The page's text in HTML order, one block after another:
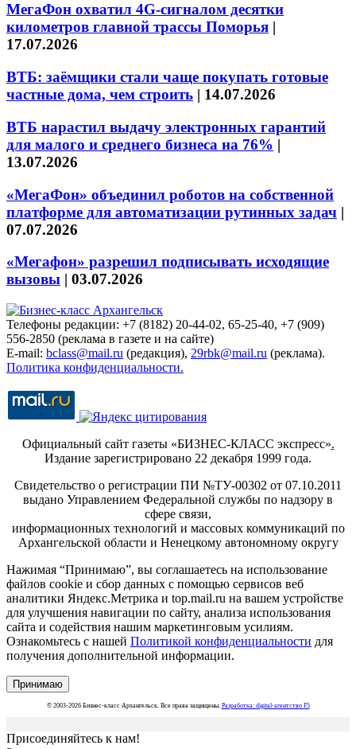
МегаФон охватил 4G-сигналом десятки
километров главной трассы Поморья |
17.07.2026
ВТБ: заёмщики стали чаще покупать готовые
частные дома, чем строить | 14.07.2026
ВТБ нарастил выдачу электронных гарантий
для малого и среднего бизнеса на 76% |
13.07.2026
«МегаФон» объединил роботов на собственной
платформе для автоматизации рутинных задач |
07.07.2026
«Мегафон» разрешил подписывать исходящие
вызовы | 03.07.2026
Телефоны редакции: +7 (8182) 20-44-02, 65-25-40, +7 (909)
556-2850 (реклама в газете и на сайте)
E-mail: bclass@mail.ru (редакция), 29rbk@mail.ru (реклама).
Политика конфиденциальности.
Официальный сайт газеты «БИЗНЕС-КЛАСС экспресс».
Издание зарегистрировано 22 декабря 1999 года.
Свидетельство о регистрации ПИ №ТУ-00302 от 07.10.2011
выдано Управлением Федеральной службы по надзору в
сфере связи,
информационных технологий и массовых коммуникаций по
Архангельской области и Ненецкому автономному округу
Нажимая “Принимаю”, вы соглашаетесь на использование
файлов cookie и сбор данных с помощью сервисов веб
аналитики Яндекс.Метрика и top.mail.ru на вашем устройстве
для улучшения навигации по сайту, анализа использования
сайта и содействия нашим маркетинговым усилиям.
Ознакомьтесь с нашей Политикой конфиденциальности для
получения дополнительной информации.
Принимаю
© 2003-2026 Бизнес-класс Архангельск. Все права защищены. Разработка: digital-агентство F5
Присоединяйтесь к нам!